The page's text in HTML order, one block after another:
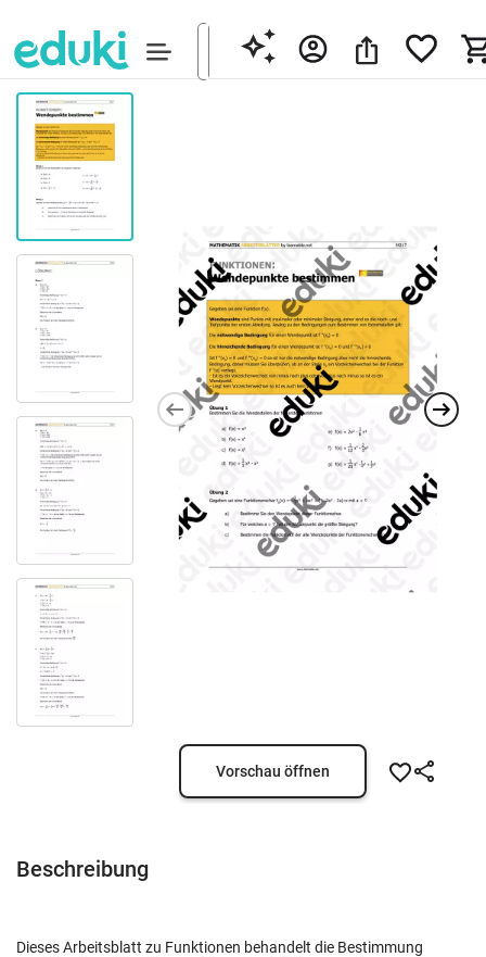
Vorschau öffnen
Beschreibung
Dieses Arbeitsblatt zu Funktionen behandelt die Bestimmung